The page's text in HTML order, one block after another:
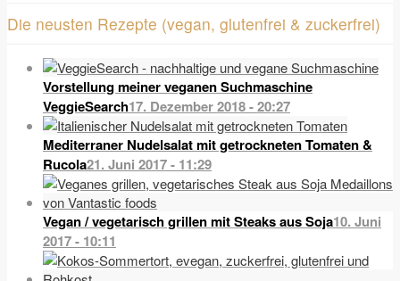
Die neusten Rezepte (vegan, glutenfrei & zuckerfrei)
Vorstellung meiner veganen Suchmaschine
VeggieSearch17. Dezember 2018 - 20:27
Mediterraner Nudelsalat mit getrockneten Tomaten &
Rucola21. Juni 2017 - 11:29
Vegan / vegetarisch grillen mit Steaks aus Soja10. Juni
2017 - 10:11